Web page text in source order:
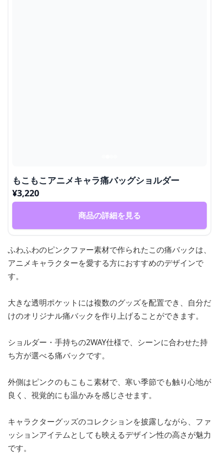
もこもこアニメキャラ痛バッグショルダー
¥3,220
商品の詳細を見る
ふわふわのピンクファー素材で作られたこの痛バックは、
アニメキャラクターを愛する方におすすめのデザインで
す。
大きな透明ポケットには複数のグッズを配置でき、自分だ
けのオリジナル痛バックを作り上げることができます。
ショルダー・手持ちの2WAY仕様で、シーンに合わせた持
ち方が選べる痛バックです。
外側はピンクのもこもこ素材で、寒い季節でも触り心地が
良く、視覚的にも温かみを感じさせます。
キャラクターグッズのコレクションを披露しながら、ファ
ッションアイテムとしても映えるデザイン性の高さが魅力
です。